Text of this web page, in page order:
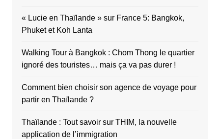
« Lucie en Thaïlande » sur France 5: Bangkok,
Phuket et Koh Lanta
Walking Tour à Bangkok : Chom Thong le quartier
ignoré des touristes… mais ça va pas durer !
Comment bien choisir son agence de voyage pour
partir en Thaïlande ?
Thaïlande : Tout savoir sur THIM, la nouvelle
application de l’immigration